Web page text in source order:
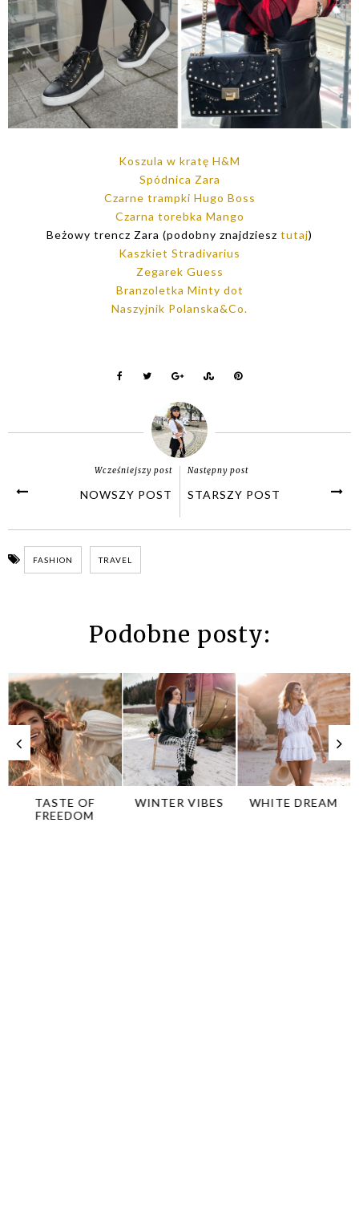
Koszula w kratę H&M
Spódnica Zara
Czarne trampki Hugo Boss
Czarna torebka Mango
Beżowy trencz Zara (podobny znajdziesz tutaj)
Kaszkiet Stradivarius
Zegarek Guess
Branzoletka Minty dot
Naszyjnik Polanska&Co.
Wcześniejszy post
NOWSZY POST
Następny post
STARSZY POST
FASHION TRAVEL
Podobne posty:
TASTE OF
FREEDOM
WINTER VIBES WHITE DREAM